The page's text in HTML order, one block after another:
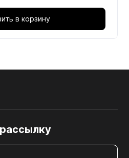
в корзину